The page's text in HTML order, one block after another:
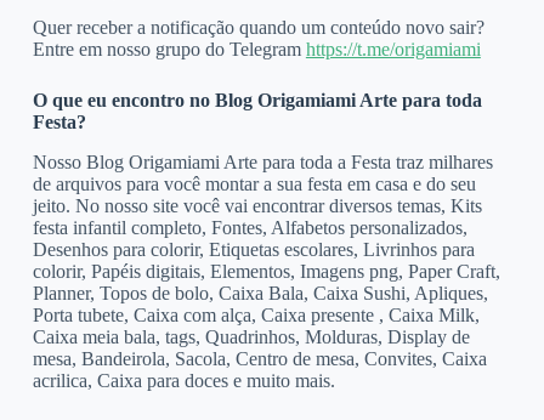
Quer receber a notificação quando um conteúdo novo sair?
Entre em nosso grupo do Telegram https://t.me/origamiami
O que eu encontro no Blog Origamiami Arte para toda
Festa?
Nosso Blog Origamiami Arte para toda a Festa traz milhares
de arquivos para você montar a sua festa em casa e do seu
jeito. No nosso site você vai encontrar diversos temas, Kits
festa infantil completo, Fontes, Alfabetos personalizados,
Desenhos para colorir, Etiquetas escolares, Livrinhos para
colorir, Papéis digitais, Elementos, Imagens png, Paper Craft,
Planner, Topos de bolo, Caixa Bala, Caixa Sushi, Apliques,
Porta tubete, Caixa com alça, Caixa presente , Caixa Milk,
Caixa meia bala, tags, Quadrinhos, Molduras, Display de
mesa, Bandeirola, Sacola, Centro de mesa, Convites, Caixa
acrilica, Caixa para doces e muito mais.